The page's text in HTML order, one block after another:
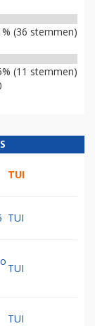
(36 stemmen)
(11 stemmen)
TUI
TUI
TUI
TUI